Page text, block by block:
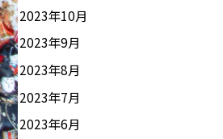
2023年10月
2023年9月
2023年8月
2023年7月
2023年6月